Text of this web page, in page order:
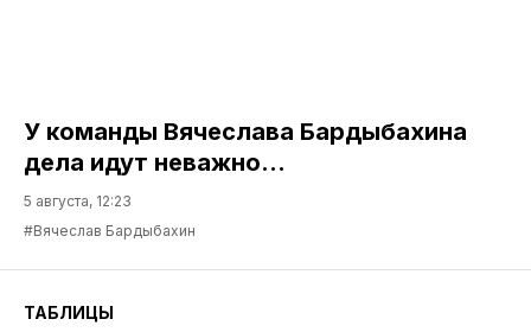
У команды Вячеслава Бардыбахина
дела идут неважно…
5 августа, 12:23
#Вячеслав Бардыбахин
ТАБЛИЦЫ